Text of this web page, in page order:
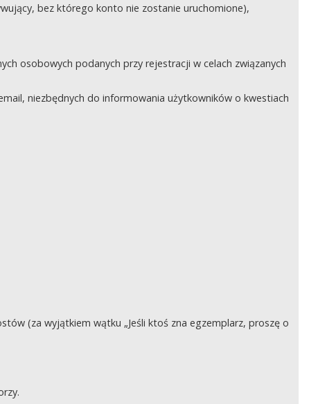
bez którego konto nie zostanie uruchomione),
osobowych podanych przy rejestracji w celach związanych
niezbędnych do informowania użytkowników o kwestiach
(za wyjątkiem wątku „Jeśli ktoś zna egzemplarz, proszę o